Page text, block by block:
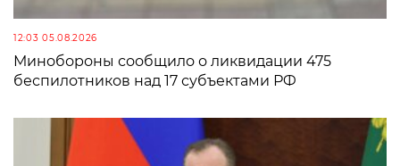
12:03 05.08.2026
Минобороны сообщило о ликвидации 475
беспилотников над 17 субъектами РФ